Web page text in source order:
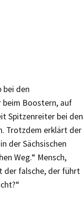
bei den
Boostern, auf
Spitzenreiter bei den
Trotzdem erklärt der
der Sächsischen
Weg.“ Mensch,
der falsche, der führt